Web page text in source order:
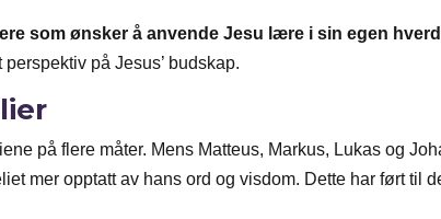
som ønsker å anvende Jesu lære i sin egen
på Jesus’ budskap.
på flere måter. Mens Matteus, Markus, Lukas og
mer opptatt av hans ord og visdom. Dette har ført til